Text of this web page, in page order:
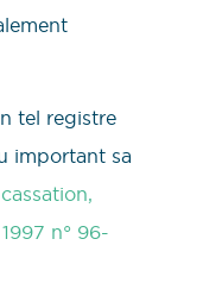
tel registre
important sa
n° 96-